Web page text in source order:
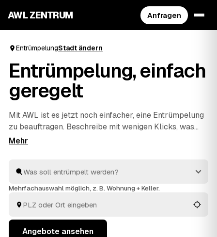
AWL ZENTRUM Anfragen
EntrümpelungStadt ändern
Entrümpelung, einfach
geregelt
Mit AWL ist es jetzt noch einfacher, eine Entrümpelung
zu beauftragen. Beschreibe mit wenigen Klicks, was
raus soll, und erhalte passende Festpreis-Angebote
– die Profis räumen schnell aus und entsorgen alles
fachgerecht. So ist dies die praktischste Art, deine
Mehrfachauswahl möglich, z. B. Wohnung + Keller.
Angebote ansehen